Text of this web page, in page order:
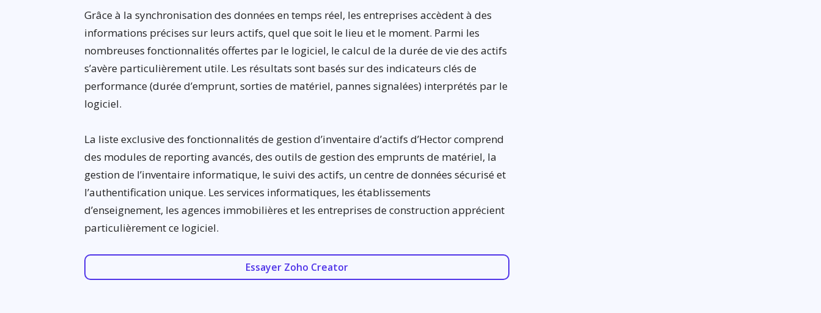
Grâce à la synchronisation des données en temps réel, les entreprises accèdent à des
informations précises sur leurs actifs, quel que soit le lieu et le moment. Parmi les
nombreuses fonctionnalités offertes par le logiciel, le calcul de la durée de vie des actifs
s’avère particulièrement utile. Les résultats sont basés sur des indicateurs clés de
performance (durée d’emprunt, sorties de matériel, pannes signalées) interprétés par le
logiciel.
La liste exclusive des fonctionnalités de gestion d’inventaire d’actifs d’Hector comprend
des modules de reporting avancés, des outils de gestion des emprunts de matériel, la
gestion de l’inventaire informatique, le suivi des actifs, un centre de données sécurisé et
l’authentification unique. Les services informatiques, les établissements
d’enseignement, les agences immobilières et les entreprises de construction apprécient
particulièrement ce logiciel.
Essayer Zoho Creator